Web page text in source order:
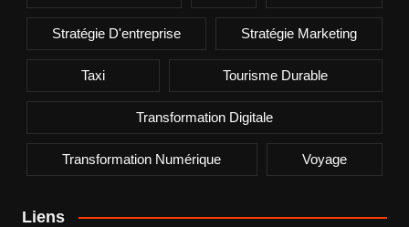
Stratégie D'entreprise Stratégie Marketing
Taxi Tourisme Durable
Transformation Digitale
Transformation Numérique Voyage
Liens